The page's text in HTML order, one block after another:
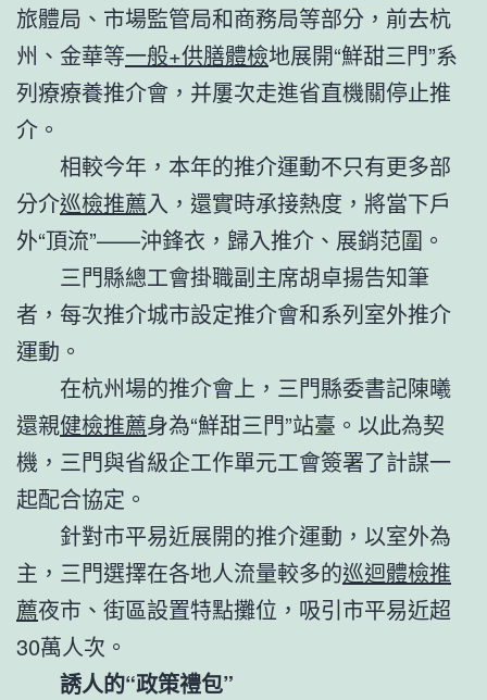
旅體局、市場監管局和商務局等部分，前去杭
州、金華等一般+供膳體檢地展開“鮮甜三門”系
列療療養推介會，并屢次走進省直機關停止推
介。
相較今年，本年的推介運動不只有更多部
分介巡檢推薦入，還實時承接熱度，將當下戶
外“頂流”——沖鋒衣，歸入推介、展銷范圍。
三門縣總工會掛職副主席胡卓揚告知筆
者，每次推介城市設定推介會和系列室外推介
運動。
在杭州場的推介會上，三門縣委書記陳曦
還親健檢推薦身為“鮮甜三門”站臺。以此為契
機，三門與省級企工作單元工會簽署了計謀一
起配合協定。
針對市平易近展開的推介運動，以室外為
主，三門選擇在各地人流量較多的巡迴體檢推
薦夜市、街區設置特點攤位，吸引市平易近超
30萬人次。
誘人的“政策禮包”